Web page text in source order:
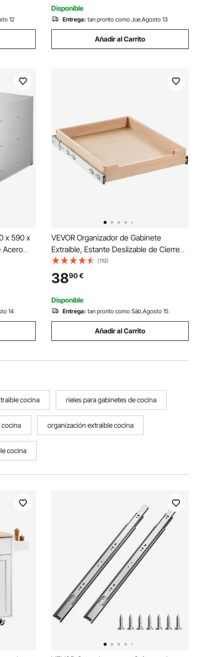
12
46 x 12,7 mm
Disponible
Entrega: tan pronto como Jue.Agosto 13
Añadir al Carrito
x 590 x
Acero
para
14
VEVOR Organizador de Gabinete
Extraíble, Estante Deslizable de Cierre
Suave, Alta Resistencia, Organización de
Gabinete de Base de Ensamblaje para
Despensa de Cocina y Baño, 432 x 533
x 76 mm
(119)
3890€
Disponible
Entrega: tan pronto como Sáb.Agosto 15
Añadir al Carrito
cocina rieles para gabinetes de cocina
cocina organización extraible cocina
cocina